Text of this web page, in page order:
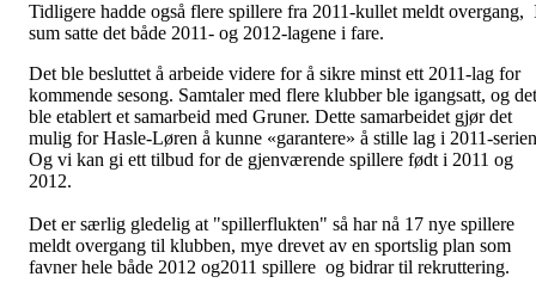
Tidligere hadde også flere spillere fra 2011-kullet meldt overgang,
sum satte det både 2011- og 2012-lagene i fare.
Det ble besluttet å arbeide videre for å sikre minst ett 2011-lag for
kommende sesong. Samtaler med flere klubber ble igangsatt, og det
ble etablert et samarbeid med Gruner. Dette samarbeidet gjør det
mulig for Hasle-Løren å kunne «garantere» å stille lag i 2011-
Og vi kan gi ett tilbud for de gjenværende spillere født i 2011 og
2012.
Det er særlig gledelig at "spillerflukten" så har nå 17 nye spillere
meldt overgang til klubben, mye drevet av en sportslig plan som
favner hele både 2012 og2011 spillere og bidrar til rekruttering.